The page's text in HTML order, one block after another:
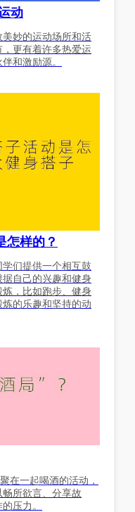
动
妙的运动场所和活
更有着许多热爱运
和激励源。
怎样的？
们提供一个相互鼓
自己的兴趣和健身
，比如跑步、健身
的乐趣和坚持的动
在一起喝酒的活动，
所欲言、分享故
压力。